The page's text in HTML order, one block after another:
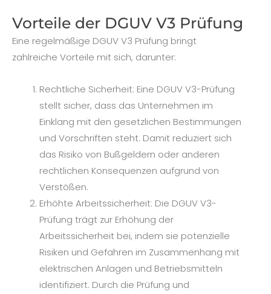
Vorteile der DGUV V3 Prüfung
Eine regelmäßige DGUV V3 Prüfung bringt
zahlreiche Vorteile mit sich, darunter:
Rechtliche Sicherheit: Eine DGUV V3-Prüfung
stellt sicher, dass das Unternehmen im
Einklang mit den gesetzlichen Bestimmungen
und Vorschriften steht. Damit reduziert sich
das Risiko von Bußgeldern oder anderen
rechtlichen Konsequenzen aufgrund von
Verstößen.
Erhöhte Arbeitssicherheit: Die DGUV V3-
Prüfung trägt zur Erhöhung der
Arbeitssicherheit bei, indem sie potenzielle
Risiken und Gefahren im Zusammenhang mit
elektrischen Anlagen und Betriebsmitteln
identifiziert. Durch die Prüfung und